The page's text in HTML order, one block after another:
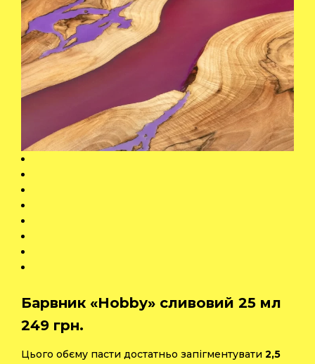
Барвник «Hobby» сливовий 25 мл
249 грн.
Цього обєму пасти достатньо запігментувати 2,5